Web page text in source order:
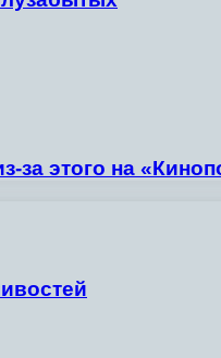
за этого на